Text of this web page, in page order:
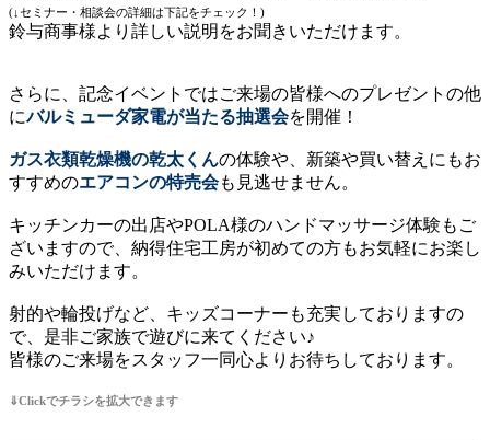
(↓セミナー・相談会の詳細は下記をチェック！)
鈴与商事様より詳しい説明をお聞きいただけます。
さらに、 記念イベントではご来場の皆様へのプレゼントの他
にバルミューダ家電が当たる抽選会を開催！
ガス衣類乾燥機の乾太くんの体験や、新築や買い替えにもお
すすめのエアコンの特売会も見逃せません。
キッチンカーの出店やPOLA様のハンドマッサージ体験もご
ざいますので、納得住宅工房が初めての方もお気軽にお楽し
みいただけます。
射的や輪投げなど、キッズコーナーも充実しておりますの
で、是非ご家族で遊びに来てください♪
皆様のご来場をスタッフ一同心よりお待ちしております。
⇓Clickでチラシを拡大できます